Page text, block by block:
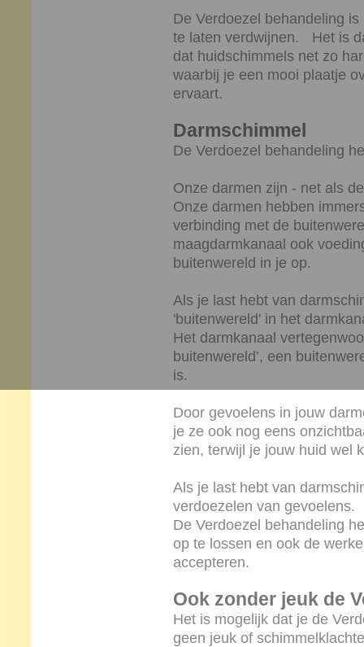
De Verdoezel behandeling
te laten verdwijnen. Het is
dat huidschimmels net zo
waarbij je een mooi plaatje
ervaart.
Darmschimmel
De Verdoezel behandeling
Onze darmen zijn - net als
Onze darmen hebben
verbinding met de
maagdarmkanaal ook
buitenwereld in je op.
Als je last hebt van
'buitenwereld' in het
Het darmkanaal
buitenwereld’, een
is.
Door gevoelens in jouw
je ze ook nog eens
zien, terwijl je jouw huid wel
Als je last hebt van
verdoezelen van gevoelens.
De Verdoezel behandeling
op te lossen en ook de
accepteren.
Ook zonder jeuk de
Het is mogelijk dat je de
geen jeuk of